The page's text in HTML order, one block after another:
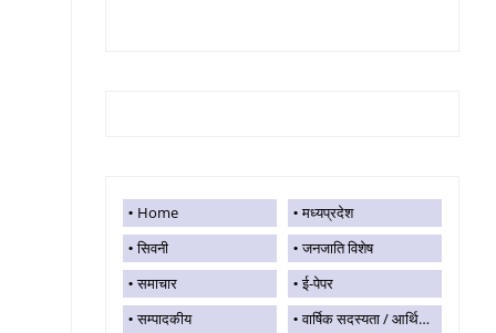
Home
मध्यप्रदेश
सिवनी
जनजाति विशेष
समाचार
ई-पेपर
सम्पादकीय
वार्षिक सदस्यता / आर्थिक सहयोग